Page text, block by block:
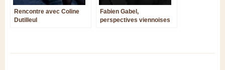
Rencontre avec Coline
Dutilleul
Fabien Gabel,
perspectives viennoises